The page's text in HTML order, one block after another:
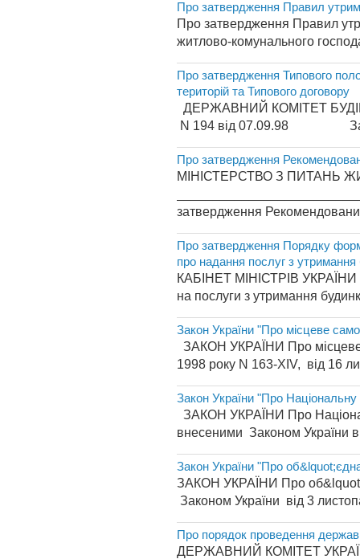
Про затвердження Правил
Про затвердження Правил
житлово-комунального
Про затвердження Типового
територій та Типового договору
ДЕРЖАВНИЙ КОМІТЕТ
N 194 від 07.09.98
Про затвердження
МІНІСТЕРСТВО З ПИТАНЬ
затвердження
Про затвердження Порядку
про надання послуг з утримання
КАБІНЕТ МІНІСТРІВ
на послуги з утримання
Закон України "Про місцеве
ЗАКОН УКРАЇНИ Про місцеве
1998 року N 163-XIV, від 16
Закон України "Про
ЗАКОН УКРАЇНИ Про
внесеними Законом України
Закон України "Про
ЗАКОН УКРАЇНИ Про
Законом України від 3
Про порядок проведення
ДЕРЖАВНИЙ КОМІТЕТ